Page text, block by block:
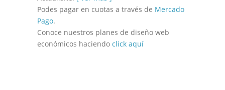
Podes pagar en cuotas a través de Mercado
Pago.
Conoce nuestros planes de diseño web
económicos haciendo click aquí